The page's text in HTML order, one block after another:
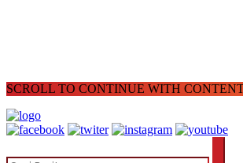
SCROLL TO CONTINUE WITH